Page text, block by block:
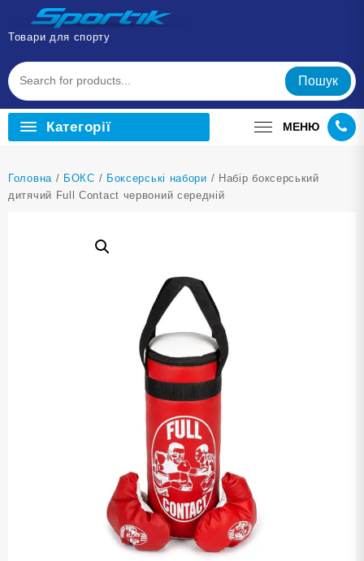
Перейти
вмісту
Товари для спорту
Пошук
Категорії МЕНЮ
Головна / БОКС / Боксерські набори / Набір боксерський
дитячий Full Contact червоний середній